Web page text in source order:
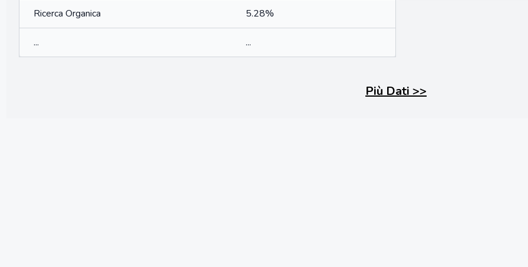
Ricerca Organica 5.28%
... ...
Più Dati >>